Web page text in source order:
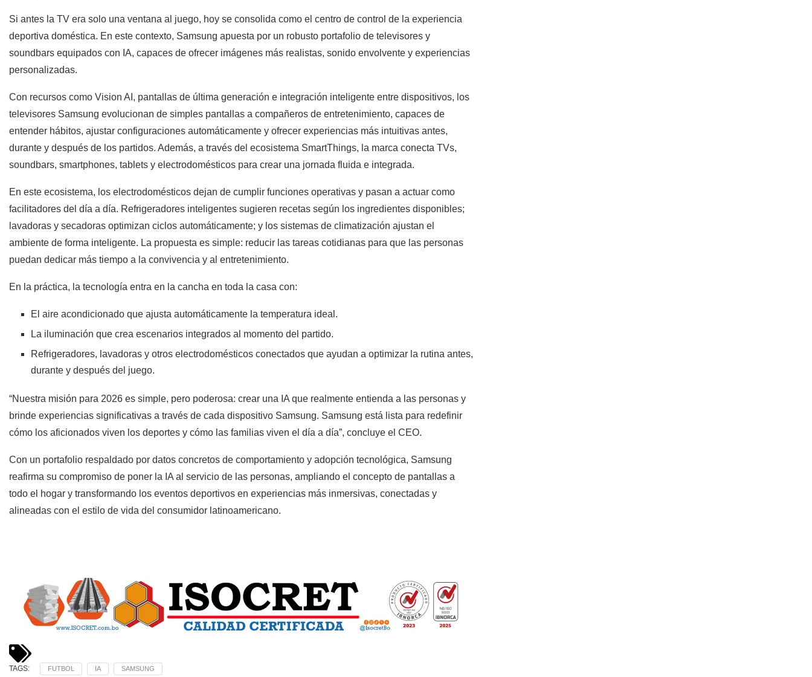
Si antes la TV era solo una ventana al juego, hoy se consolida como el centro de control de la experiencia
deportiva doméstica. En este contexto, Samsung apuesta por un robusto portafolio de televisores y
soundbars equipados con IA, capaces de ofrecer imágenes más realistas, sonido envolvente y experiencias
personalizadas.
Con recursos como Vision AI, pantallas de última generación e integración inteligente entre dispositivos, los
televisores Samsung evolucionan de simples pantallas a compañeros de entretenimiento, capaces de
entender hábitos, ajustar configuraciones automáticamente y ofrecer experiencias más intuitivas antes,
durante y después de los partidos. Además, a través del ecosistema SmartThings, la marca conecta TVs,
soundbars, smartphones, tablets y electrodomésticos para crear una jornada fluida e integrada.
En este ecosistema, los electrodomésticos dejan de cumplir funciones operativas y pasan a actuar como
facilitadores del día a día. Refrigeradores inteligentes sugieren recetas según los ingredientes disponibles;
lavadoras y secadoras optimizan ciclos automáticamente; y los sistemas de climatización ajustan el
ambiente de forma inteligente. La propuesta es simple: reducir las tareas cotidianas para que las personas
puedan dedicar más tiempo a la convivencia y al entretenimiento.
En la práctica, la tecnología entra en la cancha en toda la casa con:
El aire acondicionado que ajusta automáticamente la temperatura ideal.
La iluminación que crea escenarios integrados al momento del partido.
Refrigeradores, lavadoras y otros electrodomésticos conectados que ayudan a optimizar la rutina antes,
durante y después del juego.
“Nuestra misión para 2026 es simple, pero poderosa: crear una IA que realmente entienda a las personas y
brinde experiencias significativas a través de cada dispositivo Samsung. Samsung está lista para redefinir
cómo los aficionados viven los deportes y cómo las familias viven el día a día”, concluye el CEO.
Con un portafolio respaldado por datos concretos de comportamiento y adopción tecnológica, Samsung
reafirma su compromiso de poner la IA al servicio de las personas, ampliando el concepto de pantallas a
todo el hogar y transformando los eventos deportivos en experiencias más inmersivas, conectadas y
alineadas con el estilo de vida del consumidor latinoamericano.
TAGS: FUTBOL IA SAMSUNG